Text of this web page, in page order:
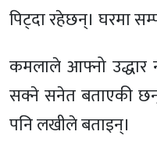
पिट्दा रहेछन्। घरमा
कमलाले आफ्नो उद्धार
सक्ने सनेत बताएकी
पनि लखीले बताइन्।